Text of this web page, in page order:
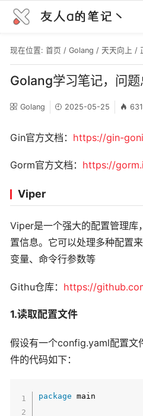
友人a的笔记丶
现在位置: 首页 / Golang / 天天向上 /
Golang学习笔记，问题
Golang 2025-05-25
Gin官方文档： https://gin-
Gorm官方文档： https://
Viper
Viper是一个强大的配置管理库
置信息。它可以处理多种配置
变量、命令行参数等
Githu仓库： https://
1.读取配置文件
假设有一个config.yaml配置文
件的代码如下：
package main